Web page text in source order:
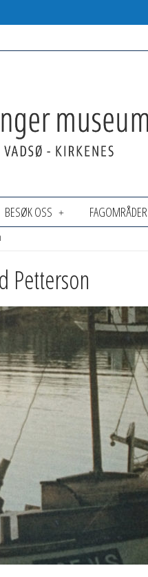
BESØK OSS FAGOMRÅDER
Petterson